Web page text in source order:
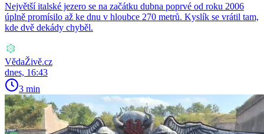
Největší italské jezero se na začátku dubna poprvé od roku 2006
úplně promísilo až ke dnu v hloubce 270 metrů. Kyslík se vrátil tam,
kde dvě dekády chyběl.
VědaŽivě.cz
dnes, 16:43
3 min